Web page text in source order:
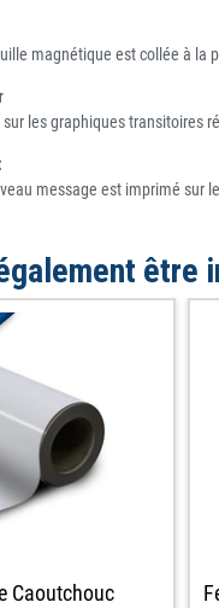
magnétique est collée à la
les graphiques transitoires
message est imprimé
être
Caoutchouc